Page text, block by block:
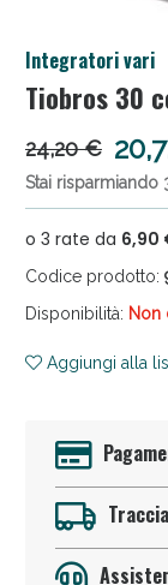
Integratori vari
Tiobros 30
24,20 €
Stai risparmiando
Codice prodotto:
Disponibilità: Non
Aggiungi alla
Anticellulite